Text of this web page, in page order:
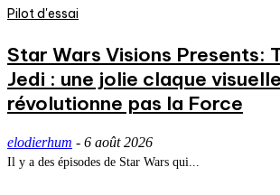
Pilot d'essai
Star Wars Visions Presents:
Jedi : une jolie claque
révolutionne pas la Force
elodierhum - 6 août 2026
Il y a des épisodes de Star Wars qui...